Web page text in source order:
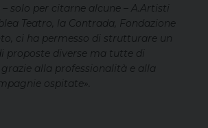
solo per citarne alcune – A.Artisti
Teatro, la Contrada, Fondazione
ci ha permesso di strutturare un
proposte diverse ma tutte di
alla professionalità e alla
ospitate».